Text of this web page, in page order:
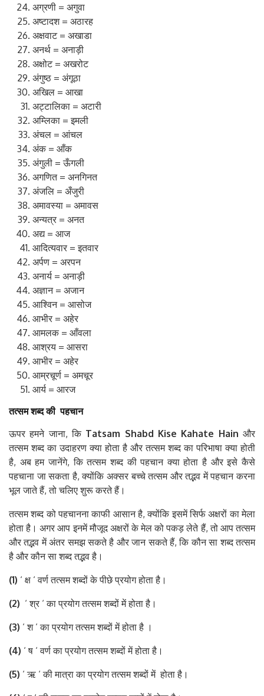
अग्रणी = अगुवा
अष्टादश = अठारह
अक्षवाट = अखाडा
अनर्थ = अनाड़ी
अक्षोट = अखरोट
अंगुष्ठ = अंगूठा
अखिल = आखा
अट्टालिका = अटारी
अम्लिका = इमली
अंचल = आंचल
अंक = आँक
अंगुली = ऊँगली
अगणित = अनगिनत
अंजलि = अँजुरी
अमावस्या = अमावस
अन्यत्र = अनत
अद्य = आज
आदित्यवार = इतवार
अर्पण = अरपन
अनार्य = अनाड़ी
अज्ञान = अजान
आश्विन = आसोज
आभीर = अहेर
आमलक = आँवला
आश्रय = आसरा
आभीर = अहेर
आम्रचूर्ण = अमचूर
आर्य = आरज
तत्सम शब्द की पहचान
ऊपर हमने जाना, कि Tatsam Shabd Kise Kahate Hain और
तत्सम शब्द का उदाहरण क्या होता है और तत्सम शब्द का परिभाषा क्या होती
है, अब हम जानेंगे, कि तत्सम शब्द की पहचान क्या होता है और इसे कैसे
पहचाना जा सकता है, क्योंकि अक्सर बच्चे तत्सम और तद्भव में पहचान करना
भूल जाते हैं, तो चलिए शुरू करते हैं।
तत्सम शब्द को पहचानना काफी आसान है, क्योंकि इसमें सिर्फ अक्षरों का मेला
होता है। अगर आप इनमें मौजूद अक्षरों के मेल को पकड़ लेते हैं, तो आप तत्सम
और तद्भव में अंतर समझ सकते है और जान सकते हैं, कि कौन सा शब्द तत्सम
है और कौन सा शब्द तद्भव है।
(1) ‘ क्ष ‘ वर्ण तत्सम शब्दों के पीछे प्रयोग होता है।
(2) ‘ श्र ‘ का प्रयोग तत्सम शब्दों में होता है।
(3) ‘ श ‘ का प्रयोग तत्सम शब्दों में होता है ।
(4) ‘ ष ‘ वर्ण का प्रयोग तत्सम शब्दों में होता है।
(5) ‘ ऋ ‘ की मात्रा का प्रयोग तत्सम शब्दों में होता है।